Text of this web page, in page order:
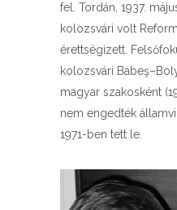
fel. Tordán, 1937.
kolozsvári volt
érettségizett.
kolozsvári
magyar szakosként
nem engedték
1971-ben tett le.